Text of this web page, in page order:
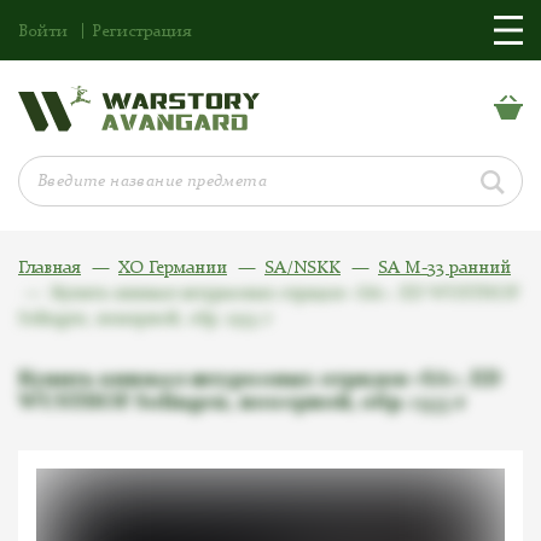
Войти Регистрация
Главная ХО Германии SA/NSKK
SA M-33 ранний
Купить кинжал штурмовых отрядов «SA». ED
WUSTHOF Solingen, номерной, обр. 1933 г